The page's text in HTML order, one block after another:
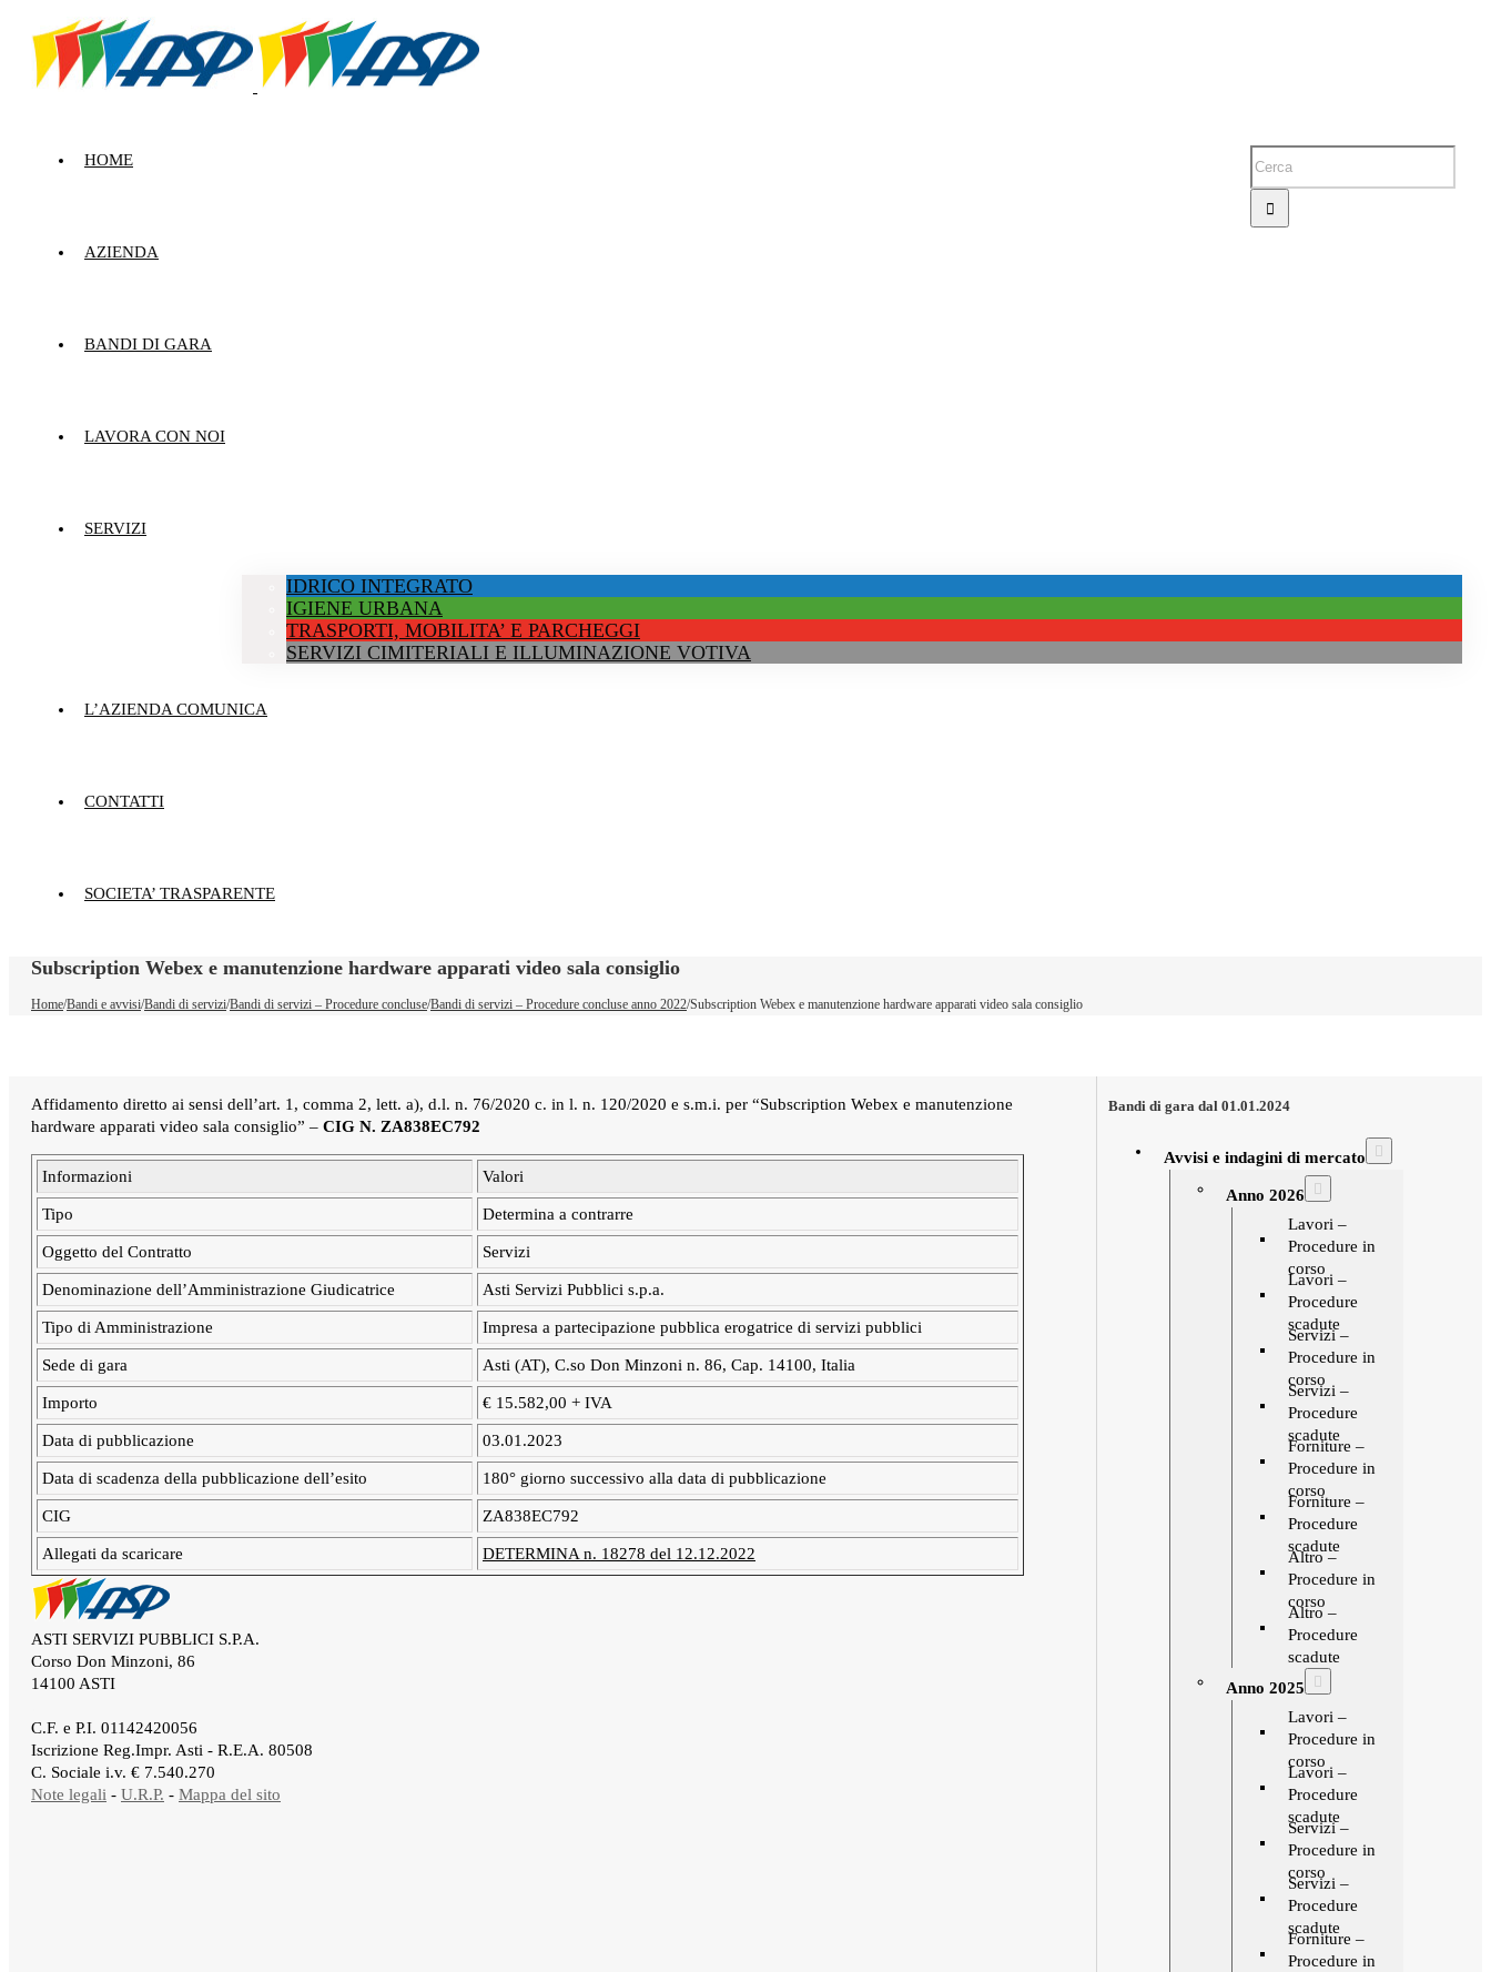
HOME
AZIENDA
BANDI DI GARA
LAVORA CON NOI
SERVIZI
IDRICO INTEGRATO
IGIENE URBANA
TRASPORTI, MOBILITA’ E PARCHEGGI
SERVIZI CIMITERIALI E ILLUMINAZIONE VOTIVA
L’AZIENDA COMUNICA
CONTATTI
SOCIETA’ TRASPARENTE
Subscription Webex e manutenzione hardware apparati video sala consiglio
Home/Bandi e avvisi/Bandi di servizi/Bandi di servizi – Procedure concluse/Bandi di servizi – Procedure concluse anno 2022/Subscription Webex e manutenzione hardware apparati video sala consiglio
Affidamento diretto ai sensi dell’art. 1, comma 2, lett. a), d.l. n. 76/2020 c. in l. n. 120/2020 e s.m.i. per “Subscription Webex e manutenzione
hardware apparati video sala consiglio” – CIG N. ZA838EC792
Informazioni Valori
Tipo Determina a contrarre
Oggetto del Contratto Servizi
Denominazione dell’Amministrazione Giudicatrice Asti Servizi Pubblici s.p.a.
Tipo di Amministrazione Impresa a partecipazione pubblica erogatrice di servizi pubblici
Sede di gara Asti (AT), C.so Don Minzoni n. 86, Cap. 14100, Italia
Importo € 15.582,00 + IVA
Data di pubblicazione 03.01.2023
Data di scadenza della pubblicazione dell’esito 180° giorno successivo alla data di pubblicazione
CIG ZA838EC792
Allegati da scaricare DETERMINA n. 18278 del 12.12.2022
Bandi di gara dal 01.01.2024
Avvisi e indagini di mercato
Anno 2026
Lavori –
Procedure in
corso
Lavori –
Procedure
scadute
Servizi –
Procedure in
corso
Servizi –
Procedure
scadute
Forniture –
Procedure in
corso
Forniture –
Procedure
scadute
Altro –
Procedure in
corso
Altro –
Procedure
scadute
Anno 2025
Lavori –
Procedure in
corso
Lavori –
Procedure
scadute
Servizi –
Procedure in
corso
Servizi –
Procedure
scadute
Forniture –
Procedure in
ASTI SERVIZI PUBBLICI S.P.A.
Corso Don Minzoni, 86
14100 ASTI
C.F. e P.I. 01142420056
Iscrizione Reg.Impr. Asti - R.E.A. 80508
C. Sociale i.v. € 7.540.270
Note legali - U.R.P. - Mappa del sito